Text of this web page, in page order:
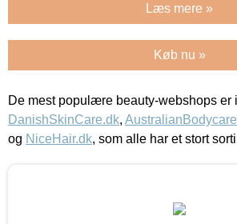
Læs mere »
Køb nu »
De mest populære beauty-webshops er
DanishSkinCare.dk,
og NiceHair.dk, som alle har et stort